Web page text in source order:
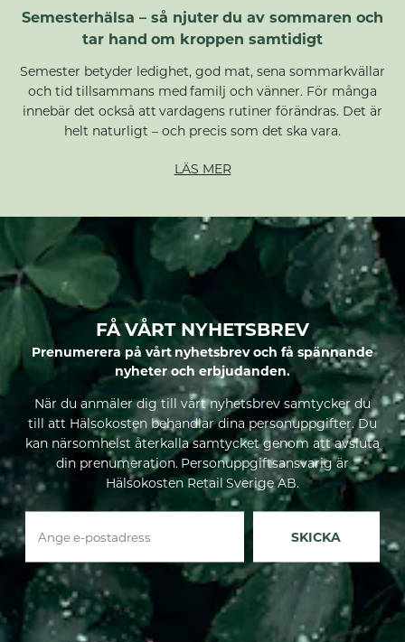
Semesterhälsa – så njuter du av sommaren och
tar hand om kroppen samtidigt
Semester betyder ledighet, god mat, sena sommarkvällar
och tid tillsammans med familj och vänner. För många
innebär det också att vardagens rutiner förändras. Det är
helt naturligt – och precis som det ska vara.
LÄS MER
FÅ VÅRT NYHETSBREV
Prenumerera på vårt nyhetsbrev och få spännande
nyheter och erbjudanden.
När du anmäler dig till vårt nyhetsbrev samtycker du
till att Hälsokosten behandlar dina personuppgifter. Du
kan närsomhelst återkalla samtycket genom att avsluta
din prenumeration. Personuppgiftsansvarig är
Hälsokosten Retail Sverige AB.
SKICKA